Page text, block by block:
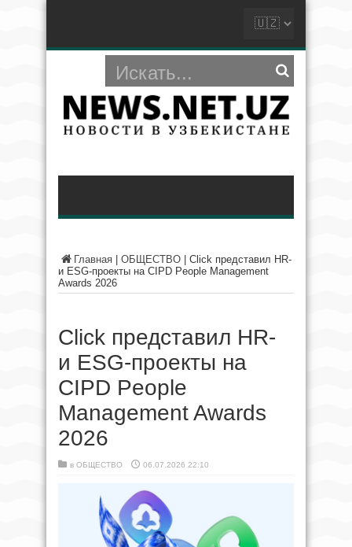
Главная ОБЩЕСТВО
Click представил HR-
и ESG-проекты на CIPD People Management
Awards 2026
Click представил HR-
и ESG-проекты на
CIPD People
Management Awards
2026
в ОБЩЕСТВО 06.07.2026 22:10